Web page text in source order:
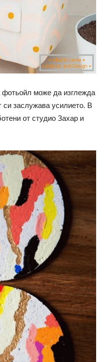
фотьойл може да изглежда
си заслужава усилието. В
от студио Захар и